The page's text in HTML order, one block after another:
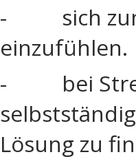
- sich
einzufühlen.
- bei
Lösung zu